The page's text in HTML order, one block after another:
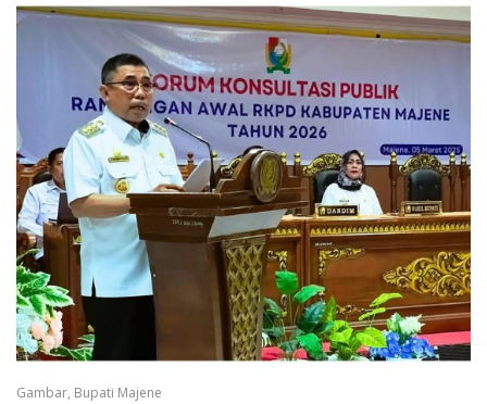
Gambar, Bupati Majene